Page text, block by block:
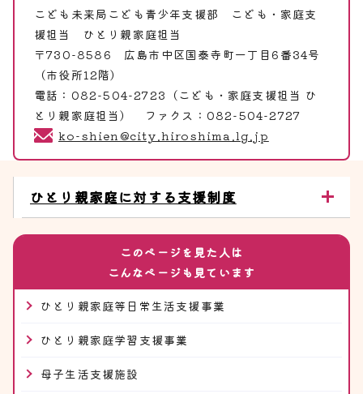
こども未来局こども青少年支援部 こども・家庭支
援担当 ひとり親家庭担当
〒730-8586 広島市中区国泰寺町一丁目6番34号
（市役所12階）
電話：082-504-2723（こども・家庭支援担当 ひ
とり親家庭担当） ファクス：082-504-2727
ko-shien@city.hiroshima.lg.jp
ひとり親家庭に対する支援制度
このページを見た人は
こんなページも見ています
ひとり親家庭等日常生活支援事業
ひとり親家庭学習支援事業
母子生活支援施設